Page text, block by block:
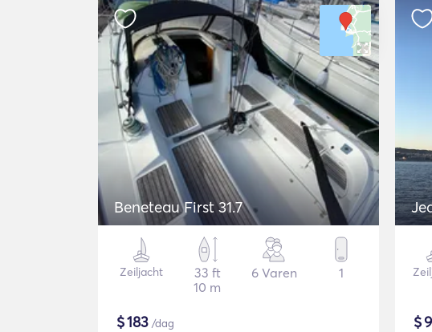
Beneteau First 31.7
Zeiljacht
33 ft
10 m
6 Varen 1
$183 /dag $